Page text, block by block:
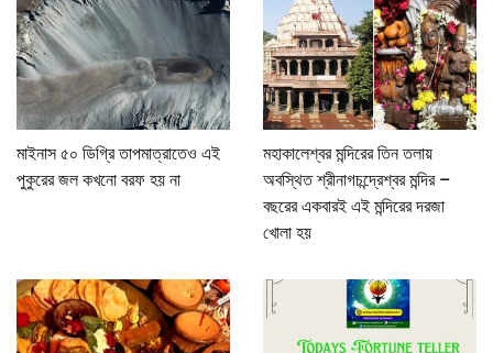
মাইনাস ৫০ ডিগ্রি তাপমাত্রাতেও এই
পুকুরের জল কখনো বরফ হয় না
মহাকালেশ্বর মন্দিরের তিন তলায়
অবস্থিত শ্রীনাগচন্দ্রেশ্বর মন্দির –
বছরের একবারই এই মন্দিরের দরজা
খোলা হয়